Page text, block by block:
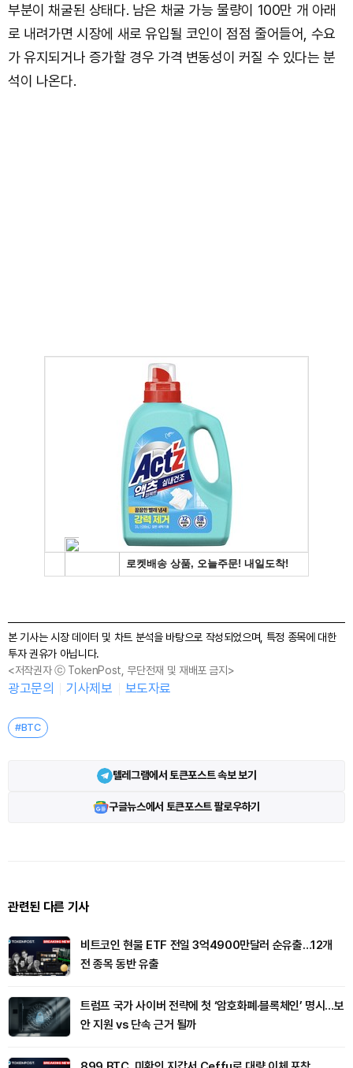
부분이 채굴된 상태다. 남은 채굴 가능 물량이 100만 개 아래
로 내려가면 시장에 새로 유입될 코인이 점점 줄어들어, 수요
가 유지되거나 증가할 경우 가격 변동성이 커질 수 있다는 분
석이 나온다.
본 기사는 시장 데이터 및 차트 분석을 바탕으로 작성되었으며, 특정 종목에 대한
투자 권유가 아닙니다.
<저작권자 ⓒ TokenPost, 무단전재 및 재배포 금지>
광고문의 기사제보 보도자료
#BTC
텔레그램에서 토큰포스트 속보 보기
구글뉴스에서 토큰포스트 팔로우하기
관련된 다른 기사
비트코인 현물 ETF 전일 3억4900만달러 순유출…12개
전 종목 동반 유출
트럼프 국가 사이버 전략에 첫 ‘암호화폐·블록체인’ 명시…보
안 지원 vs 단속 근거 될까